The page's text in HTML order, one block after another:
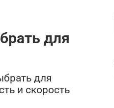
для
для
и скорость